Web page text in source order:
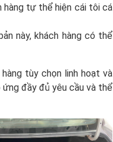
hàng tự thể hiện cái tôi cá
này, khách hàng có thể
tùy chọn linh hoạt và
đầy đủ yêu cầu và thể